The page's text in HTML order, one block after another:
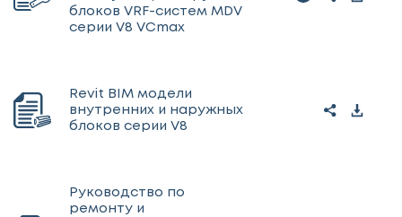
блоков VRF-систем MDV
серии V8 VCmax
Revit BIM модели
внутренних и наружных
блоков серии V8
Руководство по
ремонту и